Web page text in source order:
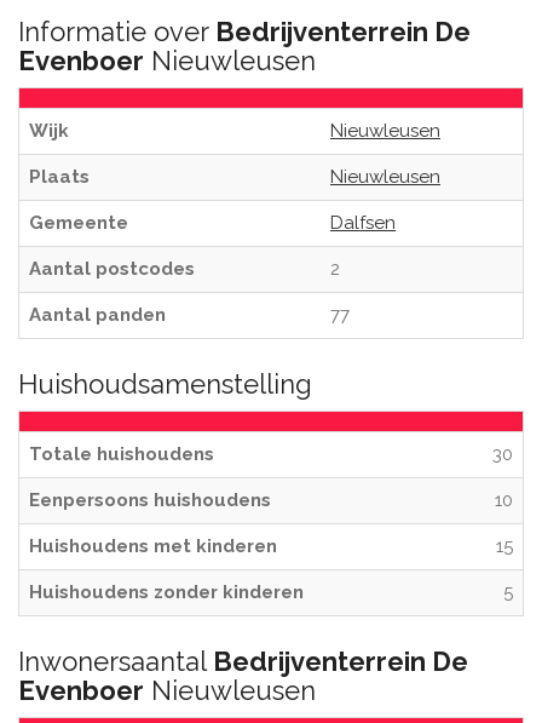
Informatie over Bedrijventerrein De
Evenboer Nieuwleusen
Wijk Nieuwleusen
Plaats Nieuwleusen
Gemeente Dalfsen
Aantal postcodes 2
Aantal panden 77
Huishoudsamenstelling
Totale huishoudens 30
Eenpersoons huishoudens 10
Huishoudens met kinderen 15
Huishoudens zonder kinderen 5
Inwonersaantal Bedrijventerrein De
Evenboer Nieuwleusen